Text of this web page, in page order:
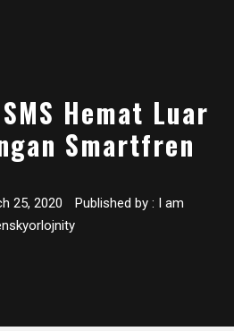
Hemat Luar
Smartfren
25, 2020 Published by : I am